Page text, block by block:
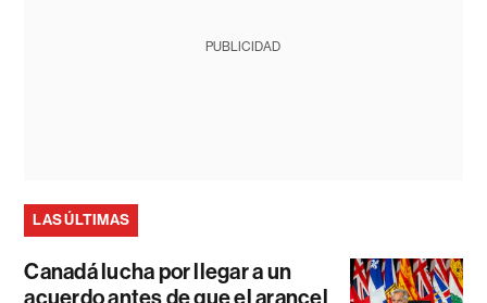
PUBLICIDAD
LAS ÚLTIMAS
Canadá lucha por llegar a un
acuerdo antes de que el arancel